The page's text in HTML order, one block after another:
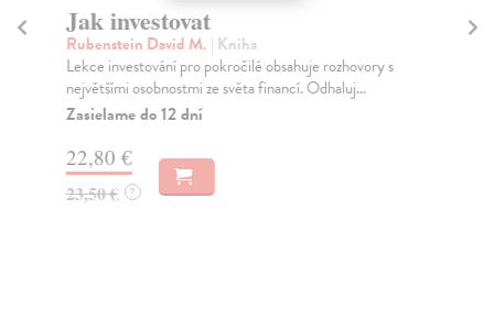
Jak investovat
Rubenstein David M. | Kniha
Lekce investování pro pokročilé obsahuje rozhovory s
největšími osobnostmi ze světa financí. Odhaluj...
Zasielame do 12 dní
22,80 €
23,50 € ?